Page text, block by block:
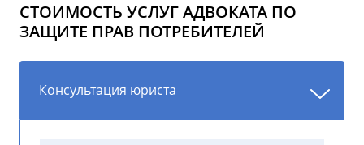
СТОИМОСТЬ УСЛУГ АДВОКАТА ПО
ЗАЩИТЕ ПРАВ ПОТРЕБИТЕЛЕЙ
Консультация юриста